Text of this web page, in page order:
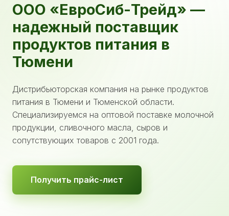
ООО «ЕвроСиб-Трейд» —
надежный поставщик
продуктов питания в
Тюмени
Дистрибьюторская компания на рынке продуктов
питания в Тюмени и Тюменской области.
Специализируемся на оптовой поставке молочной
продукции, сливочного масла, сыров и
сопутствующих товаров с 2001 года.
Получить прайс-лист